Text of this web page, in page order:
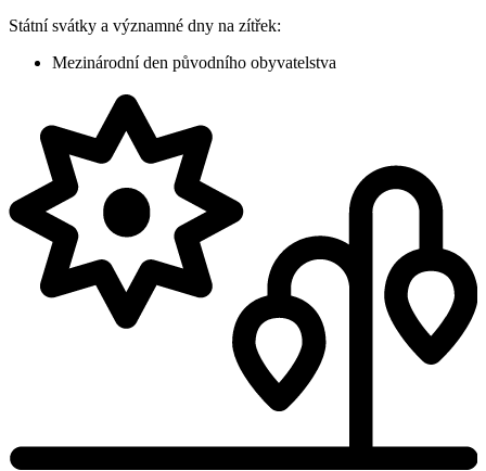
Státní svátky a významné dny na zítřek:
Mezinárodní den původního obyvatelstva